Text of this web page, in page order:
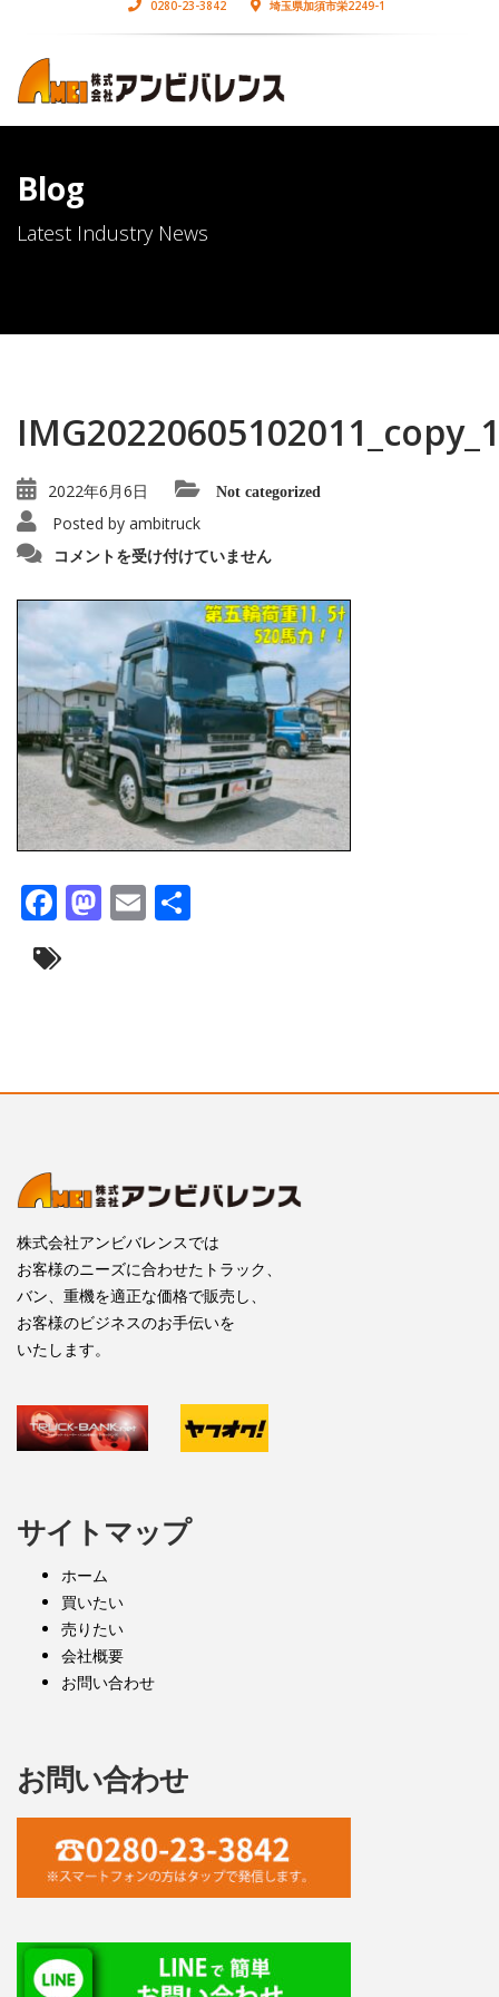
0280-23-3842 埼玉県加須市栄2249-1
Blog
Latest Industry News
2022年6月6日 Not categorized
Posted by ambitruck
IMG20220605102011_copy_1280x960154
は
コメントを受け付けていません
Facebook
Mastodon
Email
株式会社アンビバレンスでは
お客様のニーズに合わせたトラック、
バン、重機を適正な価格で販売し、
お客様のビジネスのお手伝いを
いたします。
サイトマップ
ホーム
買いたい
売りたい
会社概要
お問い合わせ
お問い合わせ